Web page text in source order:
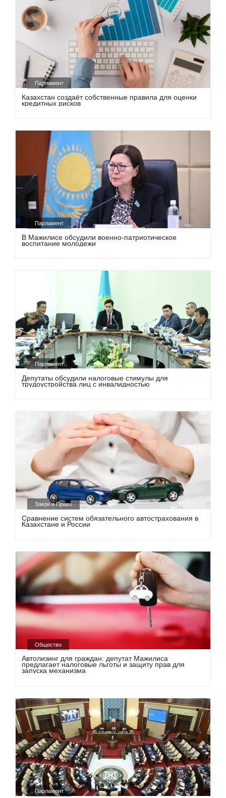
Парламент
Казахстан создаёт собственные правила для оценки
кредитных рисков
Парламент
В Мажилисе обсудили военно-патриотическое
воспитание молодежи
Парламент
Депутаты обсудили налоговые стимулы для
трудоустройства лиц с инвалидностью
Закон и Право
Сравнение систем обязательного автострахования в
Казахстане и России
Общество
Автолизинг для граждан: депутат Мажилиса
предлагает налоговые льготы и защиту прав для
запуска механизма
Парламент